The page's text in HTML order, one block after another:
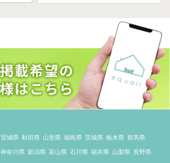
宮城県 秋田県 山形県 福島県 茨城県 栃木県 群馬県
神奈川県 新潟県 富山県 石川県 福井県 山梨県 長野県